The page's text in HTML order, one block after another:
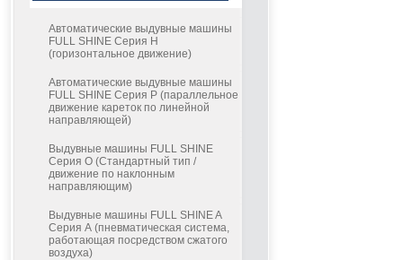
Автоматические выдувные машины
FULL SHINE Серия H
(горизонтальное движение)
Автоматические выдувные машины
FULL SHINE Серия P (параллельное
движение кареток по линейной
направляющей)
Выдувные машины FULL SHINE
Серия О (Стандартный тип /
движение по наклонным
направляющим)
Выдувные машины FULL SHINE A
Серия А (пневматическая система,
работающая посредством сжатого
воздуха)